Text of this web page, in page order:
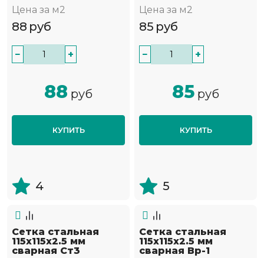
Цена за м2
88 руб
− +
88 руб
КУПИТЬ
4
Цена за м2
85 руб
− +
85 руб
КУПИТЬ
5
Сетка стальная
115х115х2.5 мм
сварная Ст3
Сетка стальная
115х115х2.5 мм
сварная Вр-1